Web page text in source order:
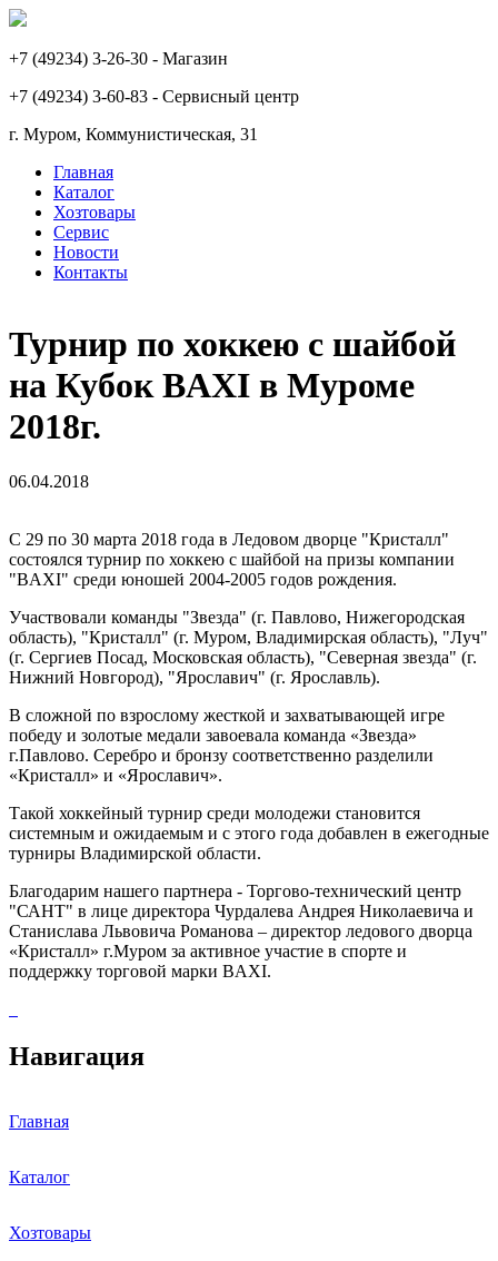
+7 (49234) 3-26-30 - Магазин
+7 (49234) 3-60-83 - Сервисный центр
г. Муром, Коммунистическая, 31
Основная
навигация
Главная
Каталог
Хозтовары
Сервис
Новости
Контакты
Турнир по хоккею с шайбой
на Кубок BAXI в Муроме
2018г.
06.04.2018
С 29 по 30 марта 2018 года в Ледовом дворце "Кристалл"
состоялся турнир по хоккею с шайбой на призы компании
"BAXI" среди юношей 2004-2005 годов рождения.
Участвовали команды "Звезда" (г. Павлово, Нижегородская
область), "Кристалл" (г. Муром, Владимирская область), "Луч"
(г. Сергиев Посад, Московская область), "Северная звезда" (г.
Нижний Новгород), "Ярославич" (г. Ярославль).
В сложной по взрослому жесткой и захватывающей игре
победу и золотые медали завоевала команда «Звезда»
г.Павлово. Серебро и бронзу соответственно разделили
«Кристалл» и «Ярославич».
Такой хоккейный турнир среди молодежи становится
системным и ожидаемым и с этого года добавлен в ежегодные
турниры Владимирской области.
Благодарим нашего партнера - Торгово-технический центр
"САНТ" в лице директора Чурдалева Андрея Николаевича и
Станислава Львовича Романова – директор ледового дворца
«Кристалл» г.Муром за активное участие в спорте и
поддержку торговой марки BAXI.
Навигация
Главная
Каталог
Хозтовары